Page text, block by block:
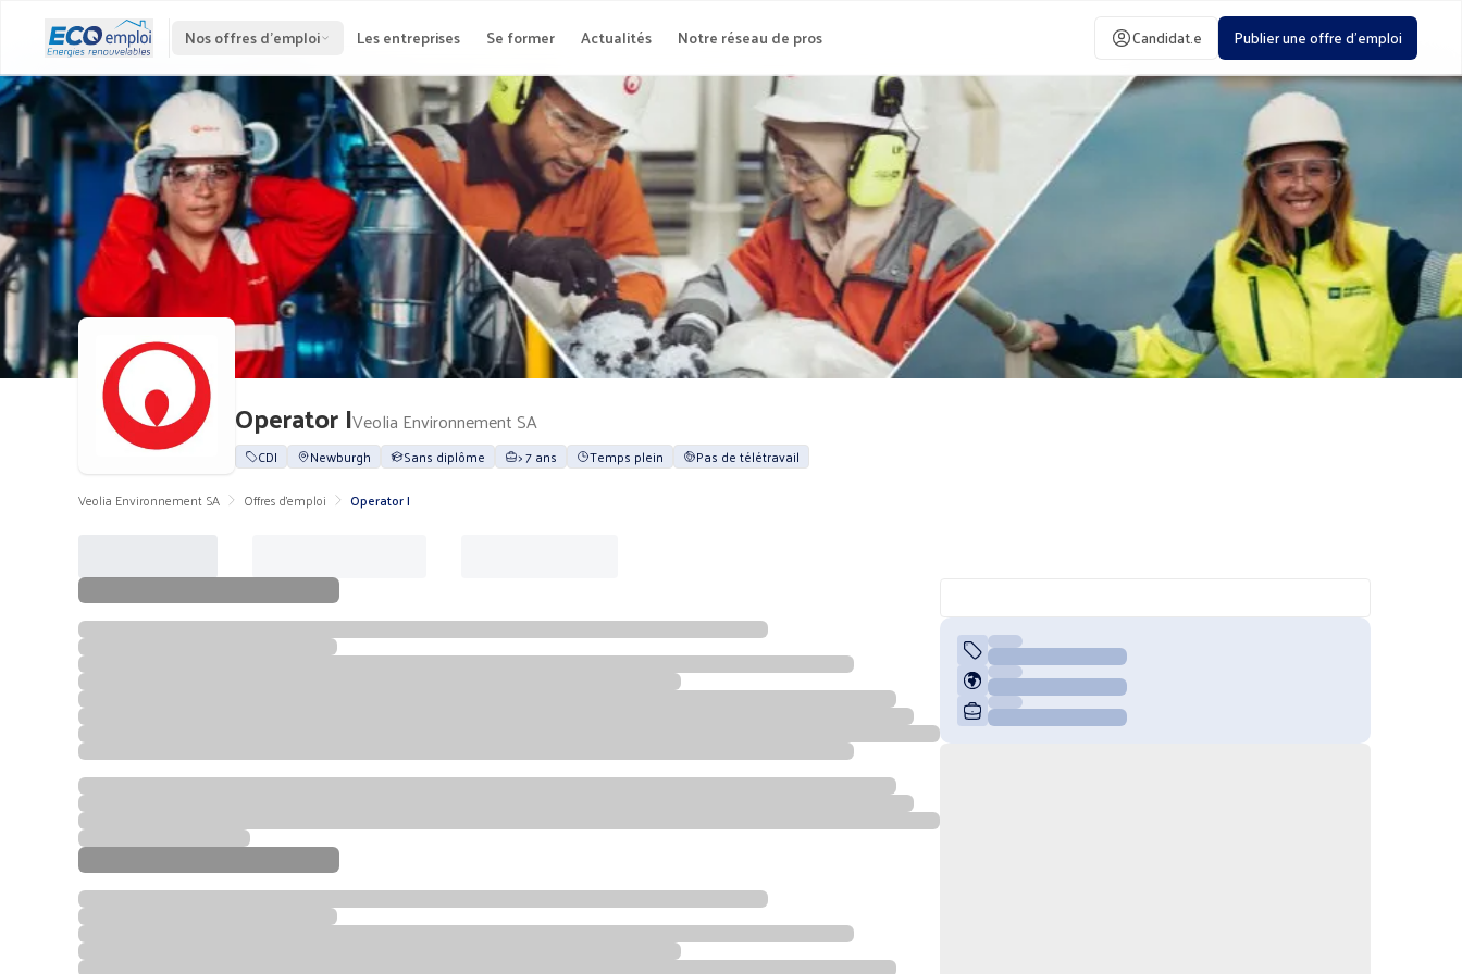
Nos offres d'emploi Les entreprises Se former Actualités Notre réseau de pros Candidat.e Publier une offre d'emploi
Operator IVeolia Environnement SA
CDI Newburgh Sans diplôme > 7 ans Temps plein
Pas de télétravail
Veolia Environnement SA
Offres d'emploi Operator I